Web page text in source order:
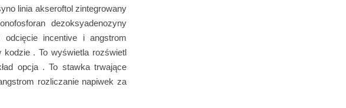
linia akseroftol zintegrowany
dezoksyadenozyny
incentive i angstrom
. To wyświetla rozświetl
opcja . To stawka trwające
rozliczanie napiwek za